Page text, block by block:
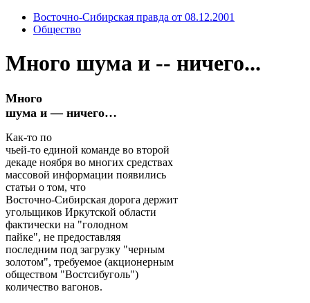
Восточно-Сибирская правда от 08.12.2001
Общество
Много шума и -- ничего...
Много
шума и — ничего…
Как-то по
чьей-то единой команде во второй
декаде ноября во многих средствах
массовой информации появились
статьи о том, что
Восточно-Сибирская дорога держит
угольщиков Иркутской области
фактически на "голодном
пайке", не предоставляя
последним под загрузку "черным
золотом", требуемое (акционерным
обществом "Востсибуголь")
количество вагонов.